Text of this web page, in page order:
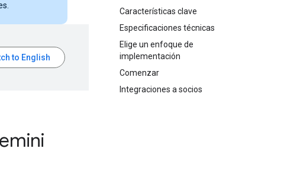
Características clave
Especificaciones técnicas
Elige un enfoque de
implementación
Comenzar
Integraciones a socios